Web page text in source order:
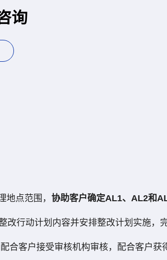
询
点范围， 协助客户确定AL1、AL2和
行动计划内容并安排整改计划实施，
客户接受审核机构审核，配合客户获